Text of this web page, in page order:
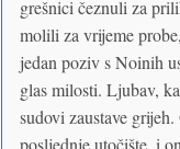
grešnici čeznuli za
molili za vrijeme
jedan poziv s Noinih
glas milosti. Ljubav,
sudovi zaustave
posljednje utočište, i